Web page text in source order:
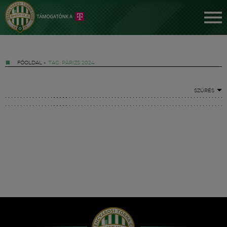
FŐOLDAL » TAG: PÁRIZS 2024
SZŰRÉS
Hírek